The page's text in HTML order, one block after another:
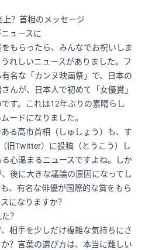
ュースに
もらったら、みんなでお祝いしま
れしいニュースがありました。フ
名な「カンヌ映画祭」で、日本の
んが、日本人で初めて「女優賞」
す。これは12年ぶりの素晴らし
ードになりました。
る高市首相（しゅしょう）も、す
旧Twitter）に投稿（とうこう）し
心温まるニュースですよね。しか
後に大きな議論の原因になってし
、有名な俳優が国際的な賞をもら
になりますか？
？
相手を少しだけ複雑な気持ちにさ
？言葉の選び方は、本当に難しい